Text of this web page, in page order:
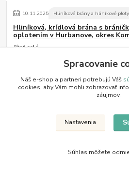
10.11.2025 Hliníkové brány a hliníkové ploty
Hliníková, krídlová brána s
oplotením v Hurbanove, okres
čítať celé
Zobraziť všetky
Spracovanie
Náš e-shop a partneri potrebujú Váš
cookies, aby Vám mohli zobrazovať
záujmov.
Nastavenia
Súhlas môžete